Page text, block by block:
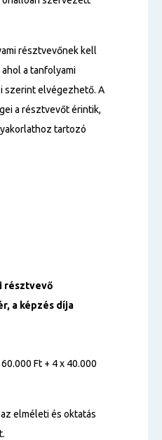
résztvevőnek kell
a tanfolyami
szerint elvégezhető. A
a résztvevőt érintik,
tartozó
résztvevő
a képzés díja
Ft + 4 x 40.000
elméleti és oktatás